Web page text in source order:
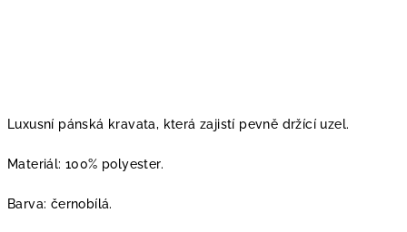
Luxusní pánská kravata, která zajistí pevně držící uzel.
Materiál: 100% polyester.
Barva: černobílá.